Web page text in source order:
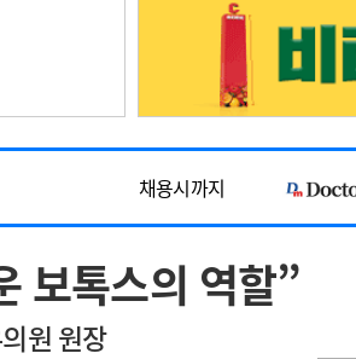
지필공 지원책
수련환경 개선
의과대학 입시
정책/통계 공시
내
~2026-08-31
채용시까지
채용시까지
~2026-08-15
~2026-08-31
보톡스의 역할”
원 원장